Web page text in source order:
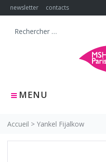
Skip
to
newsletter contacts
MENU
Search
Accueil > Yankel Fijalkow